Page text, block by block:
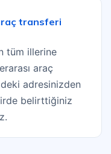
transferi
tüm illerine
araç
adresinizden
belirttiğiniz